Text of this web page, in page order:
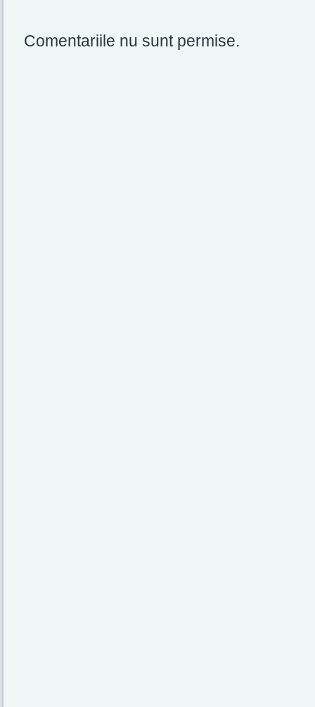
Comentariile nu sunt permise.